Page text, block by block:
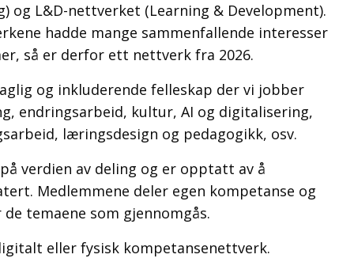
og L&D-nettverket (Learning & Development).
hadde mange sammenfallende interesser
så er derfor ett nettverk fra 2026.
og inkluderende felleskap der vi jobber
endringsarbeid, kultur, AI og digitalisering,
læringsdesign og pedagogikk, osv.
verdien av deling og er opptatt av å
Medlemmene deler egen kompetanse og
temaene som gjennomgås.
eller fysisk kompetansenettverk.